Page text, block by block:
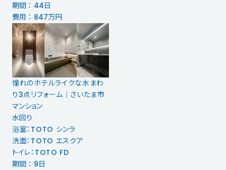
期間 ： 44日
費用 ： 847万円
憧れのホテルライクな水まわ
り3点リフォーム｜さいたま市
マンション
水回り
浴室：TOTO シンラ
洗面：TOTO エスクア
トイレ：TOTO FD
期間 ： 9日